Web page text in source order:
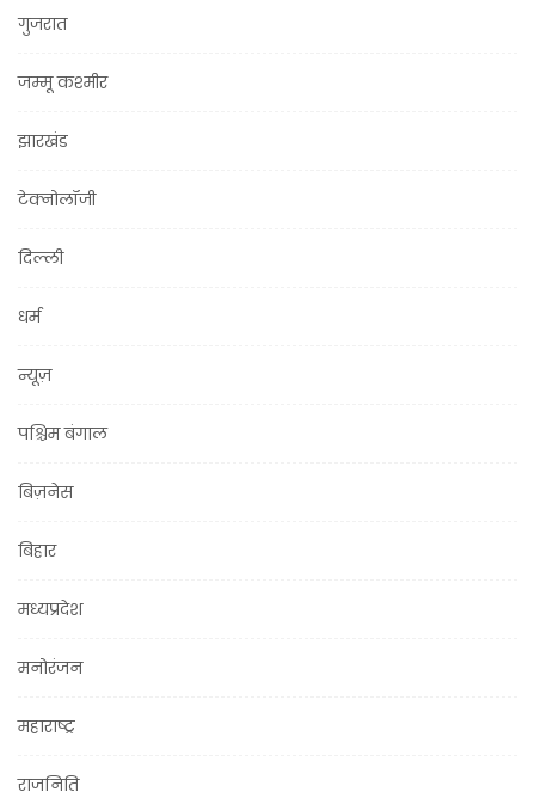
गुजरात
जम्मू कश्मीर
झारखंड
टेक्नोलॉजी
दिल्ली
धर्म
न्यूज़
पश्चिम बंगाल
बिज़नेस
बिहार
मध्यप्रदेश
मनोरंजन
महाराष्ट्र
राजनिति